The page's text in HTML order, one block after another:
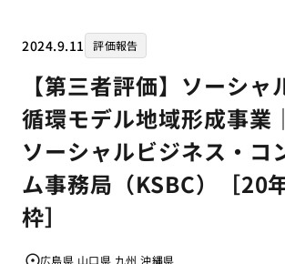
2024.9.11 評価報告
【第三者評価】ソーシャ
循環モデル地域形成事業
ソーシャルビジネス・コ
ム事務局（KSBC）［20
枠］
広島県 山口県 九州 沖縄県